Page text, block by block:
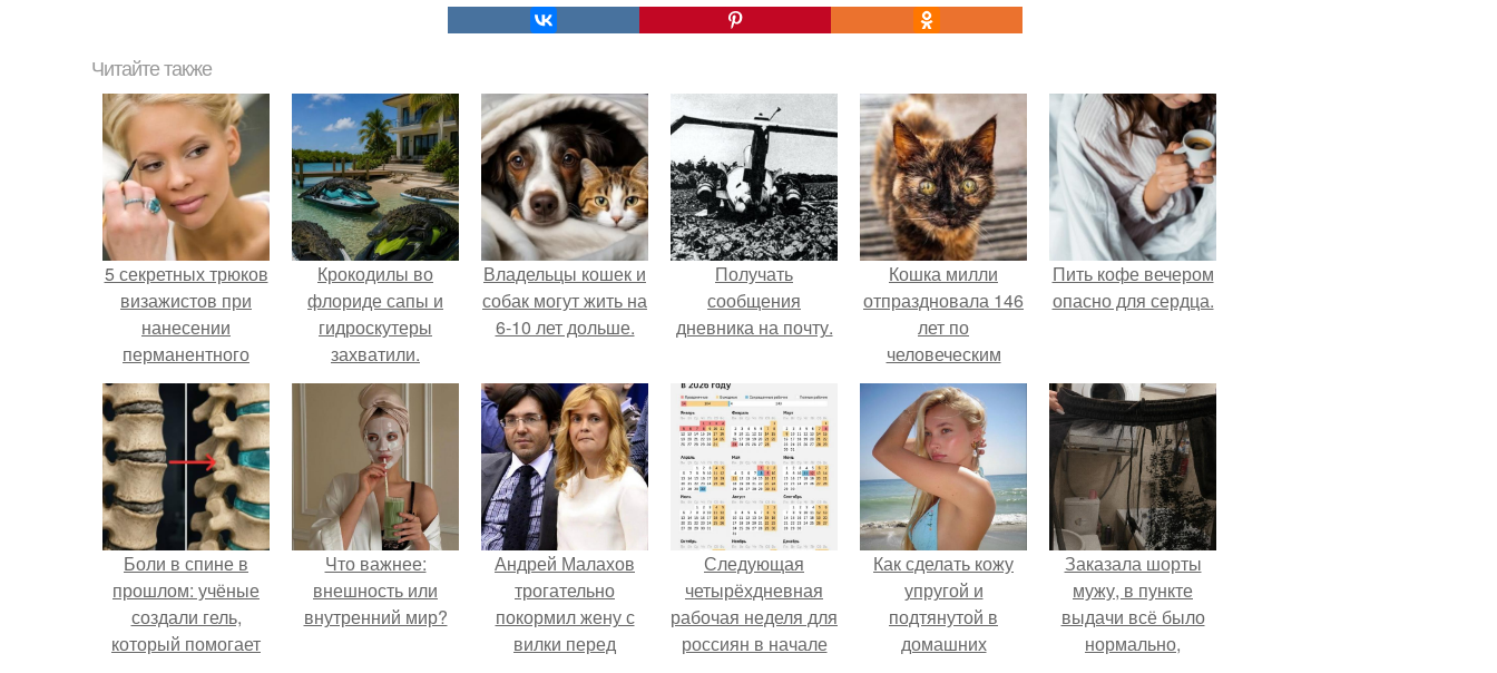
Читайте также
5 секретных трюков
визажистов при
нанесении
перманентного
макияжа.
Крокодилы во
флориде сапы и
гидроскутеры
захватили.
Владельцы кошек и
собак могут жить на
6-10 лет дольше.
Получать
сообщения
дневника на почту.
Кошка милли
отпраздновала 146
лет по
человеческим
Меркам и
претендует на
звание самой
старой в мире.
Пить кофе вечером
опасно для сердца.
Боли в спине в
прошлом: учёные
создали гель,
который помогает
Что важнее:
внешность или
внутренний мир?
Андрей Малахов
трогательно
покормил жену с
вилки перед
Следующая
четырёхдневная
рабочая неделя для
россиян в начале
Как сделать кожу
упругой и
подтянутой в
домашних
Заказала шорты
мужу, в пункте
выдачи всё было
нормально,